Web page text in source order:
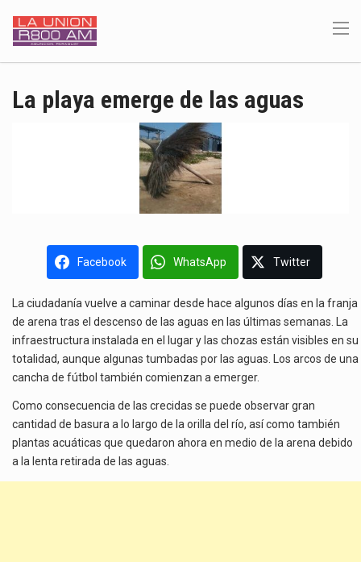
La playa emerge de las aguas
Facebook WhatsApp Twitter
La ciudadanía vuelve a caminar desde hace algunos días en la franja
de arena tras el descenso de las aguas en las últimas semanas. La
infraestructura instalada en el lugar y las chozas están visibles en su
totalidad, aunque algunas tumbadas por las aguas. Los arcos de una
cancha de fútbol también comienzan a emerger.
Como consecuencia de las crecidas se puede observar gran
cantidad de basura a lo largo de la orilla del río, así como también
plantas acuáticas que quedaron ahora en medio de la arena debido
a la lenta retirada de las aguas.